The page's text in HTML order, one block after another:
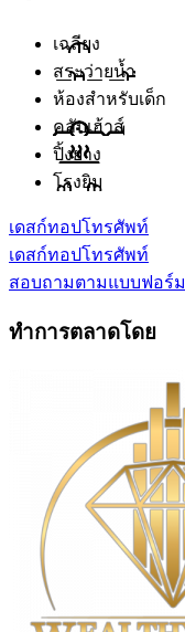
เฉลียง
สระว่ายน้ำ
ห้องสำหรับเด็ก
คลับเฮ้าส์
ปิ้งย่าง
โรงยิม
เดสก์ทอปโทรศัพท์
เดสก์ทอปโทรศัพท์
สอบถามตามแบบฟอร์ม
ทำการตลาดโดย